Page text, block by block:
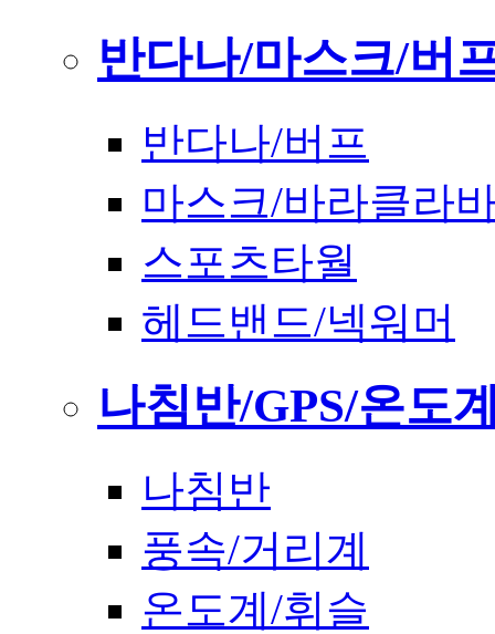
반다나/마스크/버
반다나/버프
마스크/바라클라
스포츠타월
헤드밴드/넥워머
나침반/GPS/온도
나침반
풍속/거리계
온도계/휘슬